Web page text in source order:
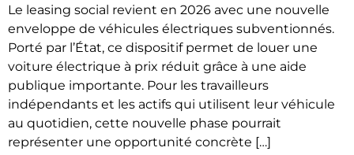
Le leasing social revient en 2026 avec une nouvelle
enveloppe de véhicules électriques subventionnés.
Porté par l’État, ce dispositif permet de louer une
voiture électrique à prix réduit grâce à une aide
publique importante. Pour les travailleurs
indépendants et les actifs qui utilisent leur véhicule
au quotidien, cette nouvelle phase pourrait
représenter une opportunité concrète […]